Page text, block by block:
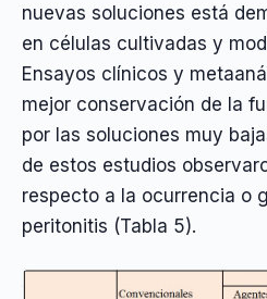
nuevas soluciones está
en células cultivadas y
Ensayos clínicos y
mejor conservación de la
por las soluciones muy
de estos estudios
respecto a la ocurrencia o
peritonitis (Tabla 5).